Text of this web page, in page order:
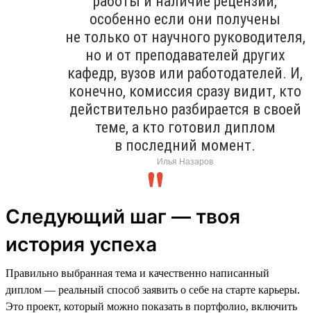
особенно если они получены
не только от научного руководителя,
но и от преподавателей других
кафедр, вузов или работодателей. И,
конечно, комиссия сразу видит, кто
действительно разбирается в своей
теме, а кто готовил диплом
в последний момент.
Илья Назаров
Следующий шаг — твоя
история успеха
Правильно выбранная тема и качественно написанный
диплом — реальный способ заявить о себе на старте карьеры.
Это проект, который можно показать в портфолио, включить